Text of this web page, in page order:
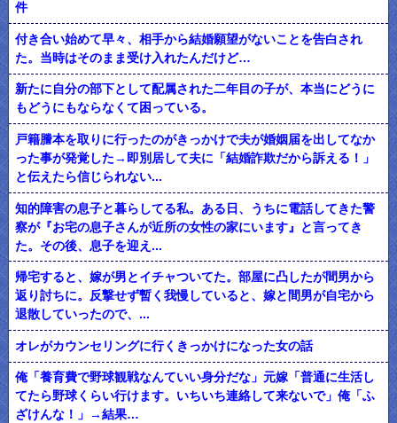
件
付き合い始めて早々、相手から結婚願望がないことを告白され
た。当時はそのまま受け入れたんだけど…
新たに自分の部下として配属された二年目の子が、本当にどうに
もどうにもならなくて困っている。
戸籍謄本を取りに行ったのがきっかけで夫が婚姻届を出してなか
った事が発覚した→即別居して夫に「結婚詐欺だから訴える！」
と伝えたら信じられない...
知的障害の息子と暮らしてる私。ある日、うちに電話してきた警
察が『お宅の息子さんが近所の女性の家にいます』と言ってき
た。その後、息子を迎え...
帰宅すると、嫁が男とイチャついてた。部屋に凸したが間男から
返り討ちに。反撃せず暫く我慢していると、嫁と間男が自宅から
退散していったので、...
オレがカウンセリングに行くきっかけになった女の話
俺「養育費で野球観戦なんていい身分だな」元嫁「普通に生活し
てたら野球くらい行けます。いちいち連絡して来ないで」俺「ふ
ざけんな！」→結果…